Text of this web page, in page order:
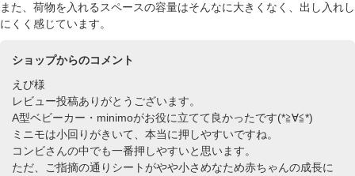
また、荷物を入れるスペースの容量はそんなに大きくなく、出し入れし
にくく感じています。
ショップからのコメント
えび様
レビュー投稿ありがとうございます。
A型ベビーカー・minimoがお役に立てて良かったです(*≧∀≦*)
ミニモは小回りがきいて、本当に押しやすいですね。
コンビさんの中でも一番押しやすいと思います。
ただ、ご指摘の通りシートがやや小さめなため赤ちゃんの成長に